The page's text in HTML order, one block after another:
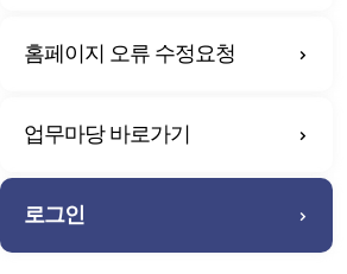
홈페이지 오류 수정요청
업무마당 바로가기
로그인